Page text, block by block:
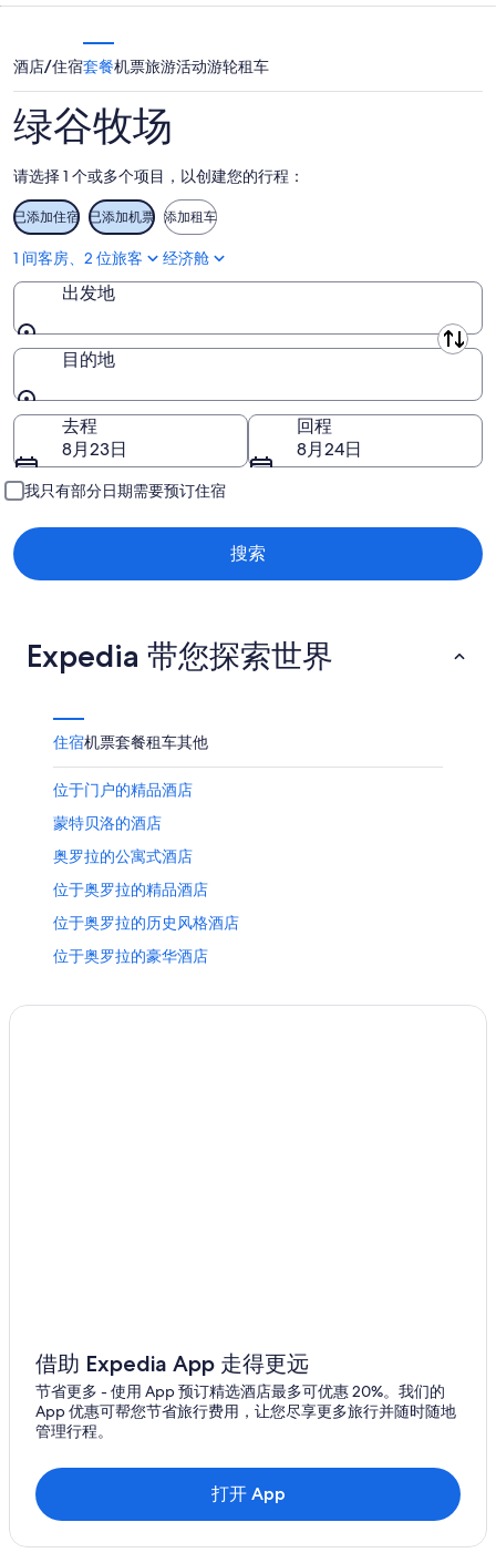
入
住
日
期
为
8
月
9
日
-
月
日
价
格，
入
住
日
期
为
8
月
10
-
月
11
周
末
的
价
格，
住
日
期
为
月
日
-
月
16
日
酒店/住宿套餐机票旅游活动游轮租车
绿谷牧场
请选择 1 个或多个项目，以创建您的行程：
已添加住宿 已添加机票 添加租车
1 间客房、2 位旅客 经济舱
出发地
出发地
目的地
目的地
去程
8月23日
回程
8月24日
我只有部分日期需要预订住宿
搜索
Expedia 带您探索世界
住宿机票套餐租车其他
位于门户的精品酒店
蒙特贝洛的酒店
奥罗拉的公寓式酒店
位于奥罗拉的精品酒店
位于奥罗拉的历史风格酒店
位于奥罗拉的豪华酒店
借助 Expedia App 走得更远
节省更多 - 使用 App 预订精选酒店最多可优惠 20%。我们的
App 优惠可帮您节省旅行费用，让您尽享更多旅行并随时随地
管理行程。
打开 App